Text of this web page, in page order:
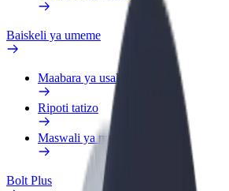
Baiskeli ya umeme
Maabara ya usalama
Ripoti tatizo
Maswali ya mara kwa mara
Bolt Plus